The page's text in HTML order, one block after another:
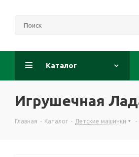
Каталог
Игрушечная
Главная - Каталог - Детские машинки -